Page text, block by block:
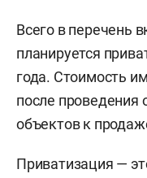
Всего в перечень
планируется
года. Стоимость
после проведения
объектов к
Приватизация —